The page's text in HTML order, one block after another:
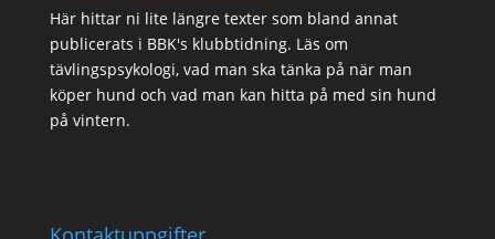
Här hittar ni lite längre textersom bland annat
publicerats i BBK's klubbtidning. Läs om
tävlingspsykologi, vad man ska tänka på när man
köper hund och vad man kan hitta på med sin hund
på vintern.